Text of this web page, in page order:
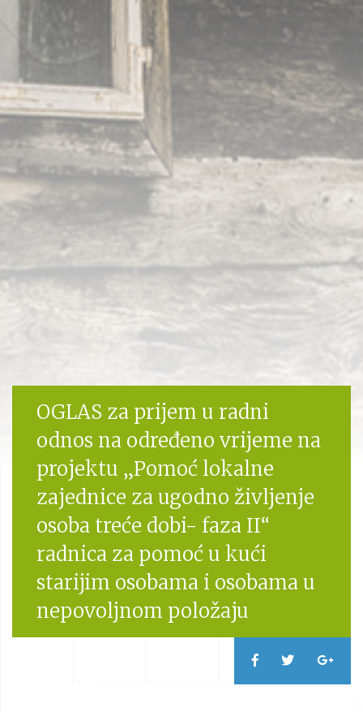
OGLAS za prijem u radni
odnos na određeno vrijeme na
projektu „Pomoć lokalne
zajednice za ugodno življenje
osoba treće dobi- faza II“
radnica za pomoć u kući
starijim osobama i osobama u
nepovoljnom položaju